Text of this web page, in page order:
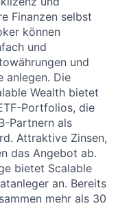
Finanzen selbst
können
und
und
anlegen. Die
Wealth bietet
Portfolios, die
Partnern als
Attraktive Zinsen,
das Angebot ab.
bietet Scalable
an. Bereits
mehr als 30